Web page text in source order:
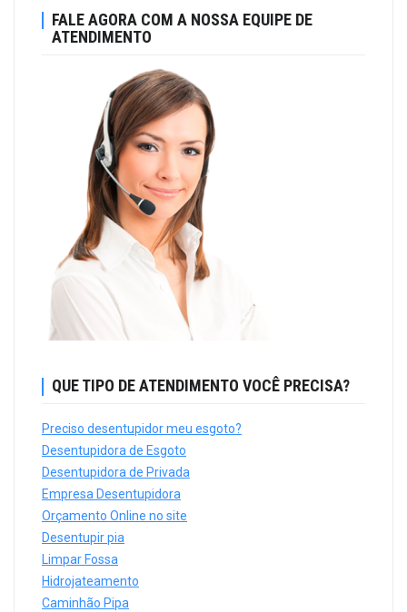
FALE AGORA COM A NOSSA EQUIPE DE
ATENDIMENTO
QUE TIPO DE ATENDIMENTO VOCÊ PRECISA?
Preciso desentupidor meu esgoto?
Desentupidora de Esgoto
Desentupidora de Privada
Empresa Desentupidora
Orçamento Online no site
Desentupir pia
Limpar Fossa
Hidrojateamento
Caminhão Pipa